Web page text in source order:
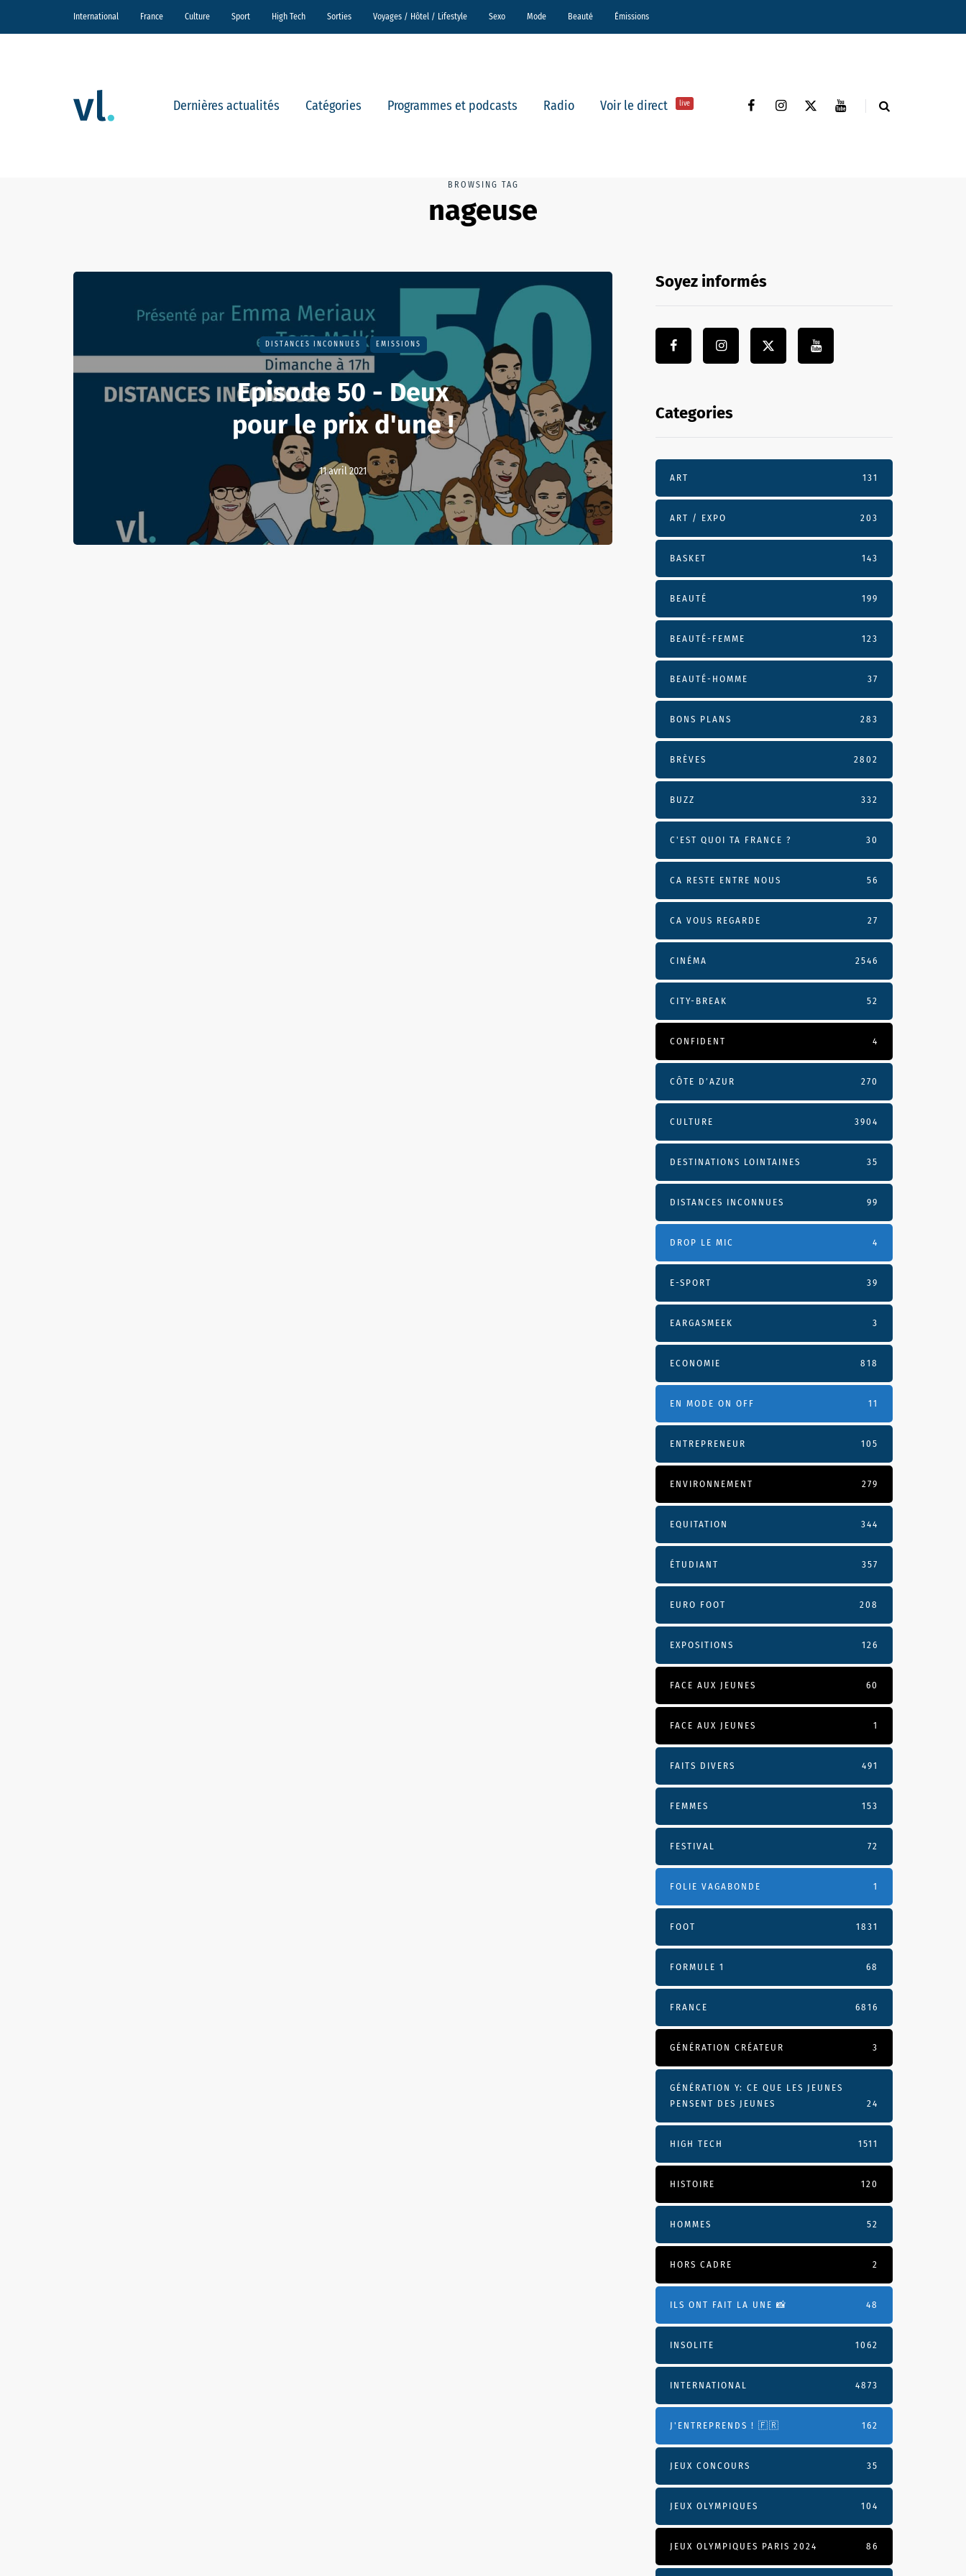
International France Culture Sport High Tech Sorties Voyages / Hôtel / Lifestyle Sexo Mode Beauté Émissions
Dernières actualités Catégories Programmes et podcasts Radio Voir le direct live
BROWSING TAG
nageuse
DISTANCES INCONNUES EMISSIONS
Episode 50 - Deux
pour le prix d'une !
11 avril 2021
Soyez informés
Categories
ART 131
ART / EXPO 203
BASKET 143
BEAUTÉ 199
BEAUTÉ-FEMME 123
BEAUTÉ-HOMME 37
BONS PLANS 283
BRÈVES 2802
BUZZ 332
C'EST QUOI TA FRANCE ? 30
CA RESTE ENTRE NOUS 56
CA VOUS REGARDE 27
CINÉMA 2546
CITY-BREAK 52
CONFIDENT 4
CÔTE D’AZUR 270
CULTURE 3904
DESTINATIONS LOINTAINES 35
DISTANCES INCONNUES 99
DROP LE MIC 4
E-SPORT 39
EARGASMEEK 3
ECONOMIE 818
EN MODE ON OFF 11
ENTREPRENEUR 105
ENVIRONNEMENT 279
EQUITATION 344
ÉTUDIANT 357
EURO FOOT 208
EXPOSITIONS 126
FACE AUX JEUNES 60
FACE AUX JEUNES 1
FAITS DIVERS 491
FEMMES 153
FESTIVAL 72
FOLIE VAGABONDE 1
FOOT 1831
FORMULE 1 68
FRANCE 6816
GÉNÉRATION CRÉATEUR 3
GÉNÉRATION Y: CE QUE LES JEUNES
PENSENT DES JEUNES
24
HIGH TECH 1511
HISTOIRE 120
HOMMES 52
HORS CADRE 2
ILS ONT FAIT LA UNE 📸 48
INSOLITE 1062
INTERNATIONAL 4873
J'ENTREPRENDS ! 🇫🇷 162
JEUX CONCOURS 35
JEUX OLYMPIQUES 104
JEUX OLYMPIQUES PARIS 2024 86